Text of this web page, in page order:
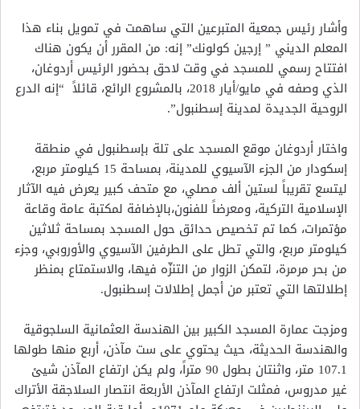
وأشار رئيس جمعية المتبرعين التي ساهمت في تمويل بناء هذا
المعلم الديني ” إرجين كولونك” إنه: من المقرر أن يكون هناك
افتتاح رسمي للمسجد في وقت لاحق بحضور الرئيس أردوغان،
الذي وصفه في مايو/أيار 2018، بالمشروع الرائع، قائلاً “إنه الدرع
الروحية الجديدة لمدينة إسطنبول”.
واختار أردوغان موقع المسجد على تلة بإسطنبول في منطقة
إسكودار من الجزء الآسيوي للمدينة، بمساحة 15 كيلومتر مربع،
ليتسع تقريباً لستين ألف مصلي، مع متحف كبير يعرض فيه الآثار
الإسلامية التركية، ومعرضاً للفنون،بالإضافة لمكتبة عامة وقاعة
مؤتمرات، كما تم تخصيص حدائق حول المسجد بمساحة ثلاثين
كيلومتر مربع، والتي تطل على الطرفين الآسيوي والأوروبي، وجزء
من بحر مرمرة، لتمكن الزوار من التنزّه فيها، والاستمتاع بمنظر
إطلالتها التي تعتبر من أجمل إطلالات إسطنبول.
ومزجت عمارة المسجد الكبير بين الهندسة العثمانية السلجوقية
والهندسة الحديثة، حيث يحتوي على ست مآذن، أربع منها طولها
107.1 متر، واثنتان بطول 90 متراً، ولم يكن ارتفاع المآذن شيئ
غير مدروس، فمثلت ارتفاع المآذن الأربعة انتصار السلاجقة الأتراك